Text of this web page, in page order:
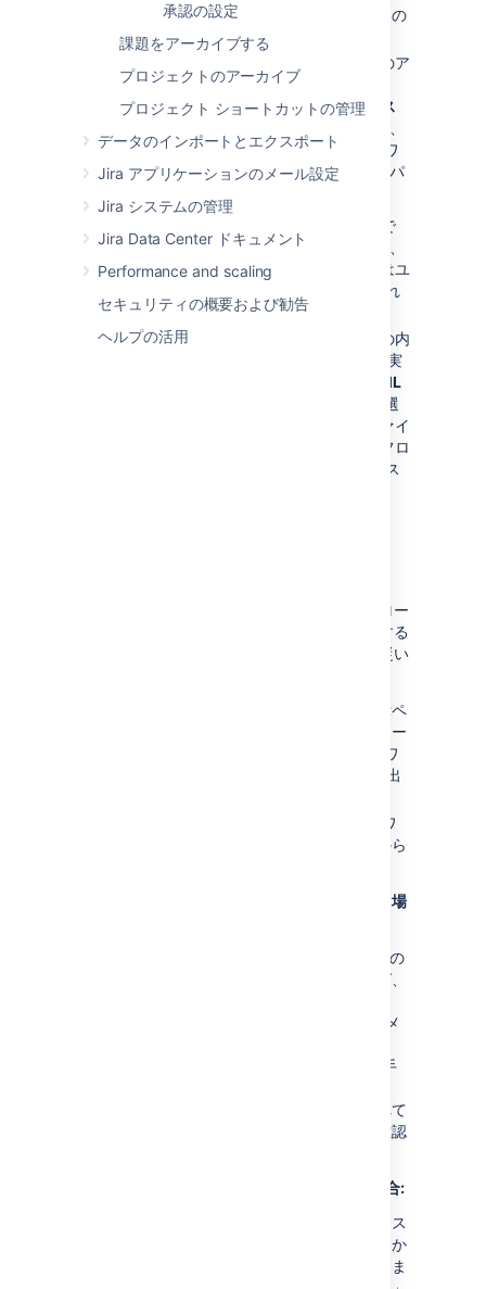
承認の設定
課題をアーカイブする
プロジェクトのアーカイブ
プロジェクト ショートカットの管理
データのインポートとエクスポート
Jira アプリケーションのメール設定
Jira システムの管理
Jira Data Center ドキュメント
Performance and scaling
セキュリティの概要および勧告
ヘルプの活用
ワークフローの定義オプションでは、次の
いずれかを実行できます。
XML ワークフロー定義ファイルのア
ップロード — これを実行するに
は、XML ファイルへの完全なパス
ファイルパスフィールドで XML ワ
ークフロー定義ファイルへの完全パ
このパスはローカル側のパスで
なければなりません。したがって、
XML ワークフロー定義ファイルはユ
ーザーの JIRA サーバーに配置され
ている必要があります。
XML ワークフロー定義ファイルの内
容を Jira に貼り付ける — これを実
ワークフローの XML
] オプションを選
択し、XML ワークフロー定義ファイ
ルの内容をコピーして、[ワークフロ
ー定義 (XML)] フィールドにペース
場合によっては、テストシステムにワークフロー
を作成して本番環境システムにそれをコピーする
と便利です。これを実行するには次の手順に従い
ワークフローの表示ペ
ージに表示されるリストで、ワークフロー
リンクをクリックしてワ
ークフローを XML にエクスポートし、出
本番環境で、上記のように「XML からワ
ークフローをインポートする」リンクから
Jira にXML ワークフローをインポートする場
Jira の XML ワークフロー定義には Jira の
メタ属性への参照が含まれます。例えば、
Jira ステータスの ID は "jira.status.id" メ
す。そのため、XML でワークフローを手
にインポートする前に、参照されるすべて
の外部エンティティが存在することを確認
システム間でワークフローをコピーする場合:
条件、バリデータ、事後操作は、あるシス
テムでは有効だが他のシステムでは無効か
もしれないパラメータを持つことができま